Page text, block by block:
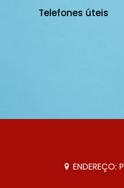
Telefones úteis